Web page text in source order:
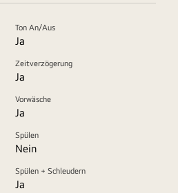
Ton An/Aus
Ja
Zeitverzögerung
Ja
Vorwäsche
Ja
Spülen
Nein
Spülen + Schleudern
Ja